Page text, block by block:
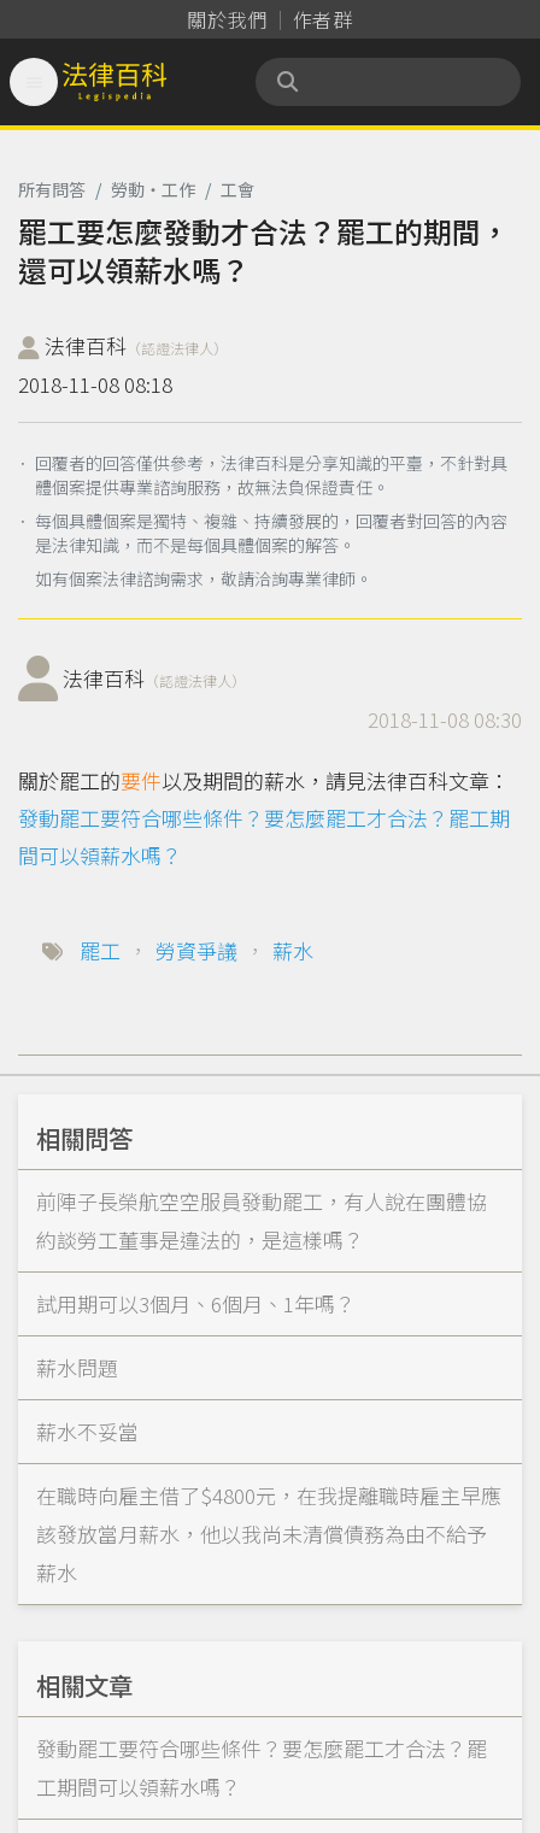
關於我們 作者群
法律百科 Legispedia
所有問答 / 勞動‧工作 / 工會
罷工要怎麼發動才合法？罷工的期間，
還可以領薪水嗎？
法律百科 （認證法律人）
2018-11-08 08:18
． 回覆者的回答僅供參考，法律百科是分享知識的平臺，不針對具
體個案提供專業諮詢服務，故無法負保證責任。
． 每個具體個案是獨特、複雜、持續發展的，回覆者對回答的內容
是法律知識，而不是每個具體個案的解答。
如有個案法律諮詢需求，敬請洽詢專業律師。
法律百科 （認證法律人）
2018-11-08 08:30
關於罷工的要件以及期間的薪水，請見法律百科文章：
發動罷工要符合哪些條件？要怎麼罷工才合法？罷工期
間可以領薪水嗎？
罷工 ， 勞資爭議 ， 薪水
相關問答
前陣子長榮航空空服員發動罷工，有人說在團體協
約談勞工董事是違法的，是這樣嗎？
試用期可以3個月、6個月、1年嗎？
薪水問題
薪水不妥當
在職時向雇主借了$4800元，在我提離職時雇主早應
該發放當月薪水，他以我尚未清償債務為由不給予
薪水
相關文章
發動罷工要符合哪些條件？要怎麼罷工才合法？罷
工期間可以領薪水嗎？